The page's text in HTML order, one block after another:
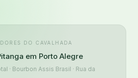
DO CAVALHADA
em Porto Alegre
· Bourbon Assis Brasil · Rua da